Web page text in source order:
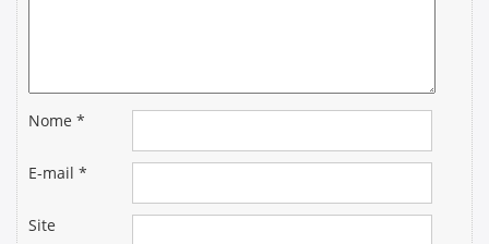
Nome *
E-mail *
Site